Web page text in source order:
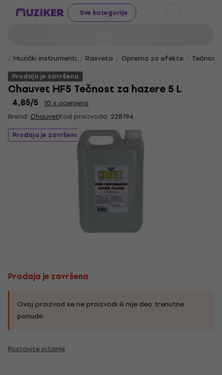
Sve kategorije
Muzički instrumenti Rasveta Oprema za efekte
Prodaja je završena
Chauvet HF5 Tečnost za hazere 5 L
4,85/5
10 x ocenjeno
Brend: ChauvetKod proizvoda: 228194
Prodaja je završena
Prodaja je završena
Ovaj proizvod se ne proizvodi ili nije deo trenutne
ponude.
Postavite pitanje